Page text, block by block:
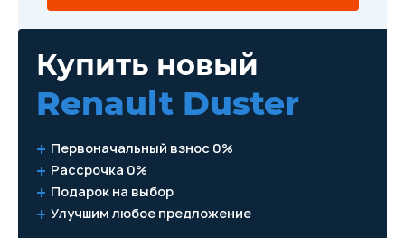
Купить новый
Renault Duster
Первоначальный взнос 0%
Рассрочка 0%
Подарок на выбор
Улучшим любое предложение